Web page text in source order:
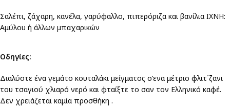
Σαλέπι, ζάχαρη, κανέλα, γαρύφαλλο, πιπερόριζα και βανίλια ΙΧΝΗ:
Αμύλου ή άλλων μπαχαρικών
Οδηγίες:
Διαλύστε ένα γεμάτο κουταλάκι μείγματος σ’ενα μέτριο φλιτ΄ζανι
του τσαγιού χλιαρό νερό και φταίξτε το σαν τον Ελληνικό καφέ.
Δεν χρειάζεται καμία προσθήκη .